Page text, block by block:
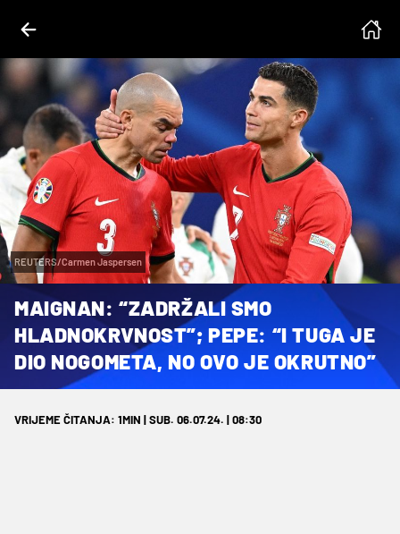
REUTERS/Carmen Jaspersen
MAIGNAN: “ZADRŽALI SMO
HLADNOKRVNOST”; PEPE: “I TUGA JE
DIO NOGOMETA, NO OVO JE OKRUTNO”
VRIJEME ČITANJA: 1MIN | SUB. 06.07.24. | 08:30